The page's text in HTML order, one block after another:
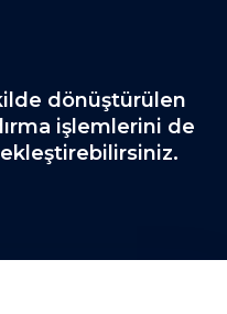
dönüştürülen
işlemlerini de